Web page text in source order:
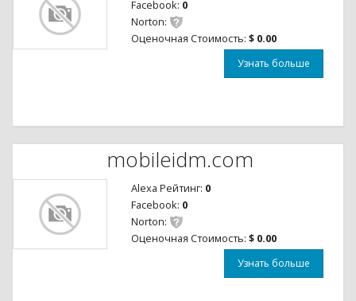
Facebook: 0
Norton:
Оценочная Стоимость: $ 0.00
Узнать больше
mobileidm.com
Alexa Рейтинг: 0
Facebook: 0
Norton:
Оценочная Стоимость: $ 0.00
Узнать больше